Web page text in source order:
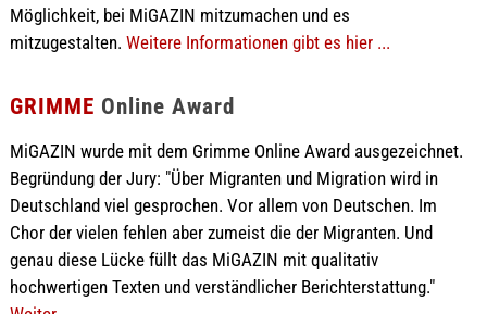
Möglichkeit, bei MiGAZIN mitzumachen und es
mitzugestalten. Weitere Informationen gibt es hier ...
GRIMME Online Award
MiGAZIN wurde mit dem Grimme Online Award ausgezeichnet.
Begründung der Jury: "Über Migranten und Migration wird in
Deutschland viel gesprochen. Vor allem von Deutschen. Im
Chor der vielen fehlen aber zumeist die der Migranten. Und
genau diese Lücke füllt das MiGAZIN mit qualitativ
hochwertigen Texten und verständlicher Berichterstattung."